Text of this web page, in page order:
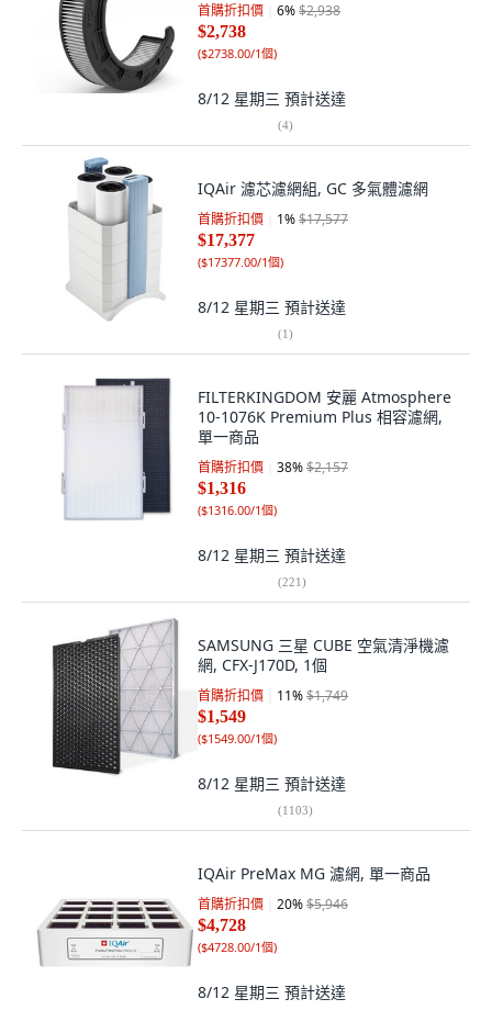
首購折扣價 6%$2,938
$2,738
($2738.00/1個)
8/12 星期三 預計送達
(4)
IQAir 濾芯濾網組, GC 多氣體濾網
首購折扣價 1%$17,577
$17,377
($17377.00/1個)
8/12 星期三 預計送達
(1)
FILTERKINGDOM 安麗 Atmosphere
10-1076K Premium Plus 相容濾網,
單一商品
首購折扣價 38%$2,157
$1,316
($1316.00/1個)
8/12 星期三 預計送達
(221)
SAMSUNG 三星 CUBE 空氣清淨機濾
網, CFX-J170D, 1個
首購折扣價 11%$1,749
$1,549
($1549.00/1個)
8/12 星期三 預計送達
(1103)
IQAir PreMax MG 濾網, 單一商品
首購折扣價 20%$5,946
$4,728
($4728.00/1個)
8/12 星期三 預計送達